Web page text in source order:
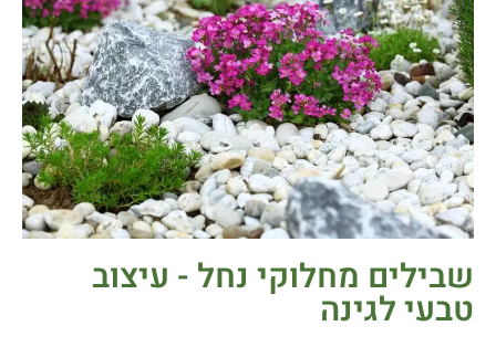
שבילים מחלוקי נחל - עיצוב
טבעי לגינה